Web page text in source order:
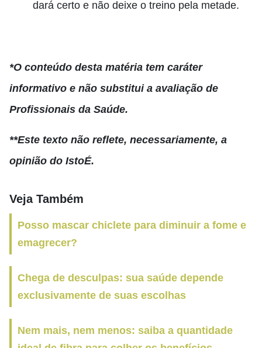
dará certo e não deixe o treino pela metade.
*O conteúdo desta matéria tem caráter
informativo e não substitui a avaliação de
Profissionais da Saúde.
**Este texto não reflete, necessariamente, a
opinião do IstoÉ.
Veja Também
Posso mascar chiclete para diminuir a fome e
emagrecer?
Chega de desculpas: sua saúde depende
exclusivamente de suas escolhas
Nem mais, nem menos: saiba a quantidade